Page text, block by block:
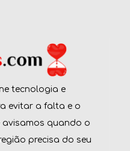
tecnologia e
evitar a falta e o
avisamos quando o
precisa do seu